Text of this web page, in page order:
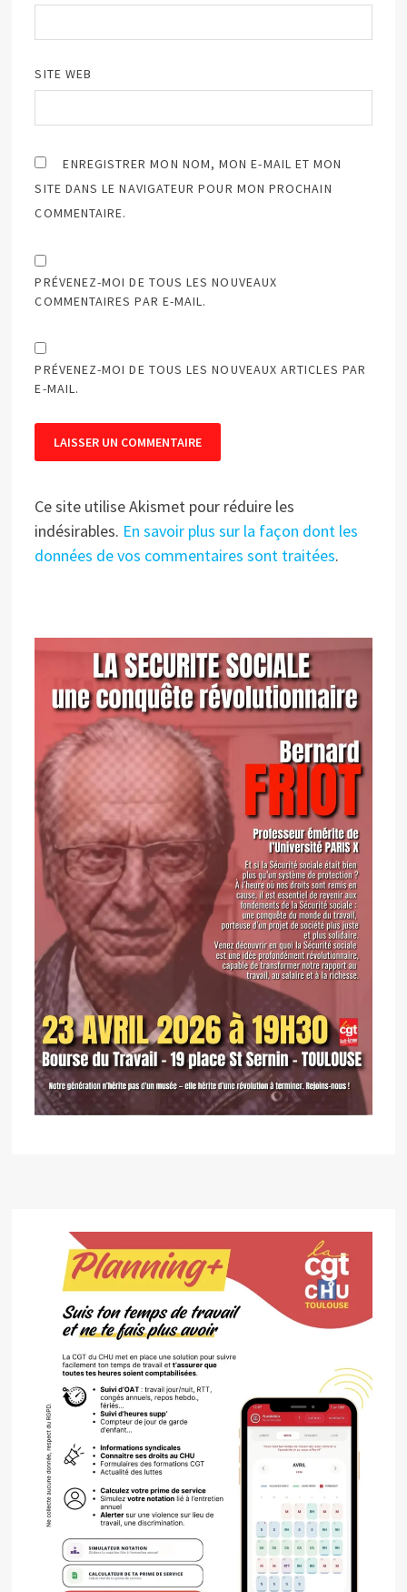
SITE WEB
ENREGISTRER MON NOM, MON E-MAIL ET MON
SITE DANS LE NAVIGATEUR POUR MON PROCHAIN
COMMENTAIRE.
PRÉVENEZ-MOI DE TOUS LES NOUVEAUX
COMMENTAIRES PAR E-MAIL.
PRÉVENEZ-MOI DE TOUS LES NOUVEAUX ARTICLES PAR
E-MAIL.
Ce site utilise Akismet pour réduire les
indésirables. En savoir plus sur la façon dont les
données de vos commentaires sont traitées.